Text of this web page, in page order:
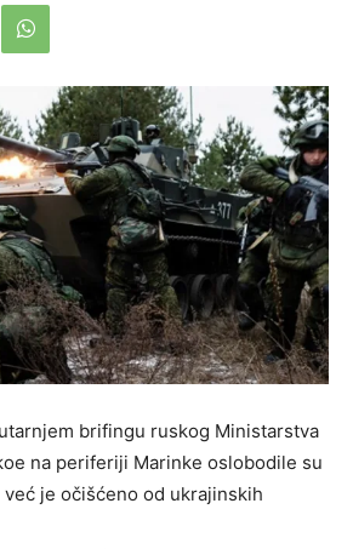
brifingu ruskog Ministarstva
na periferiji Marinke oslobodile su
već je očišćeno od ukrajinskih